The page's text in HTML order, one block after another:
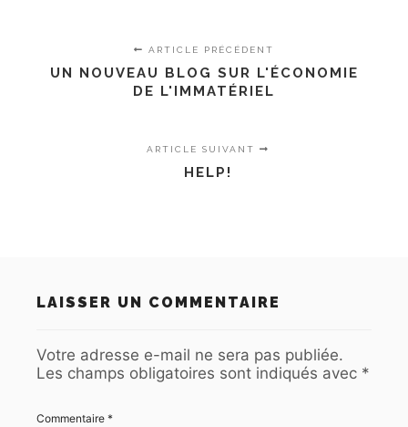
ARTICLE PRÉCÉDENT
UN NOUVEAU BLOG SUR L'ÉCONOMIE
DE L'IMMATÉRIEL
ARTICLE SUIVANT
HELP!
LAISSER UN COMMENTAIRE
Votre adresse e-mail ne sera pas publiée.
Les champs obligatoires sont indiqués avec *
Commentaire *